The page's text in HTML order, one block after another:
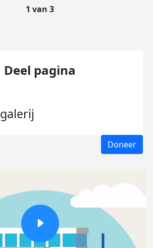
1 van 3
Deel pagina
galerij
Doneer